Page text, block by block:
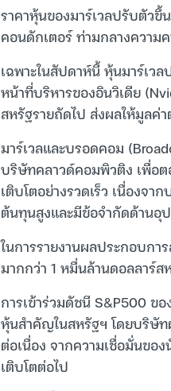
ราคาหุ้นของมาร์เวลปรับตัว
คอนดักเตอร์ ท่ามกลางความ
เฉพาะในสัปดาห์นี้ หุ้นมาร์เว
หน้าที่บริหารของอินวิเดีย
สหรัฐรายถัดไป ส่งผลให้มูล
มาร์เวลและบรอดคอม
บริษัทคลาวด์คอมพิวติง เพื่อต
เติบโตอย่างรวดเร็ว เนื่องจ
ต้นทุนสูงและมีข้อจำกัดด้านอุ
ในการรายงานผลประกอบกา
มากกว่า 1 หมื่นล้านดอลลาร์ส
การเข้าร่วมดัชนี S&P500 ข
หุ้นสำคัญในสหรัฐฯ โดยบริษั
ต่อเนื่อง จากความเชื่อมั่นขอ
เติบโตต่อไป